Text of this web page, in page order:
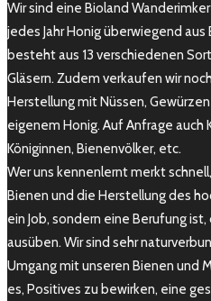
Wir sind eine Bioland
jedes Jahr Honig überwiegend
besteht aus 13 verschiedenen
Gläsern. Zudem verkaufen wir
Herstellung mit Nüssen,
eigenem Honig. Auf Anfrage auch
Königinnen, Bienenvölker, etc.
Wer uns kennenlernt merkt
Bienen und die Herstellung des
ein Job, sondern eine Berufung
ausüben. Wir sind sehr
Umgang mit unseren Bienen und
es, Positives zu bewirken, eine